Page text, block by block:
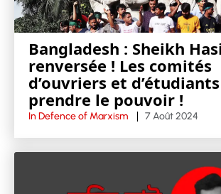
Bangladesh : Sheikh
renversée ! Les comités
d’ouvriers et
prendre le pouvoir !
In Defence of Marxism 7 Août 2024